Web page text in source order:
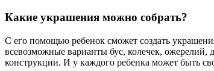
Какие украшения можно собрать?
С его помощью ребенок сможет создать
всевозможные варианты бус, колечек, ожерелий,
конструкции. И у каждого ребенка может быть